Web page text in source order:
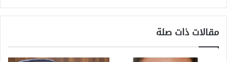
مقالات ذات صلة